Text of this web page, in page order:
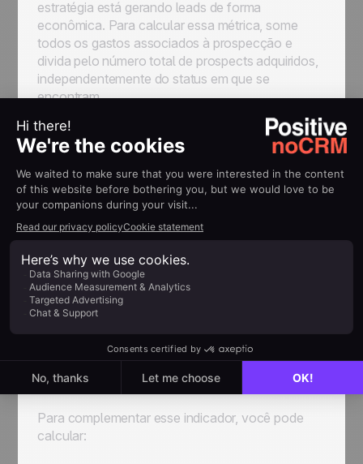
estratégia está gerando leads de forma
econômica. Para calcular essa métrica, some
todos os gastos associados à prospecção e
divida pelo número total de prospects adquiridos,
independentemente do status em que se
encontram.
3. Proporção de vendas por tipo
Conquistar um novo lead é geralmente mais
desafiador do que manter clientes existentes.
Avaliar a proporção de vendas por tipo de cliente
oferece insights sobre o desempenho em cada
canal de aquisição. Uma proporção baixa de
vendas para novos clientes pode indicar a
necessidade de revisar suas estratégias
proporção de vendas para clientes existentes
pode sinalizar a necessidade de identificar causas
e soluções.
Para complementar esse indicador, você pode
calcular: